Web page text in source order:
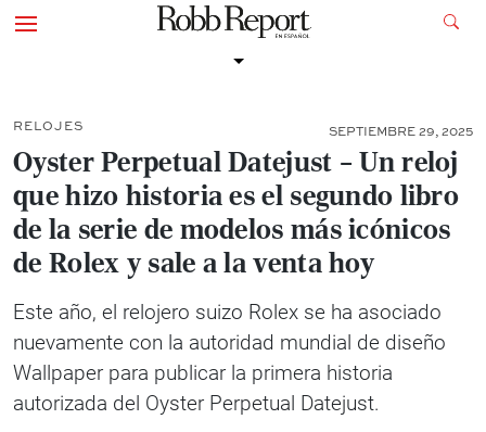
RELOJES SEPTIEMBRE 29, 2025
Oyster Perpetual Datejust – Un reloj
que hizo historia es el segundo libro
de la serie de modelos más icónicos
de Rolex y sale a la venta hoy
Este año, el relojero suizo Rolex se ha asociado
nuevamente con la autoridad mundial de diseño
Wallpaper para publicar la primera historia
autorizada del Oyster Perpetual Datejust.